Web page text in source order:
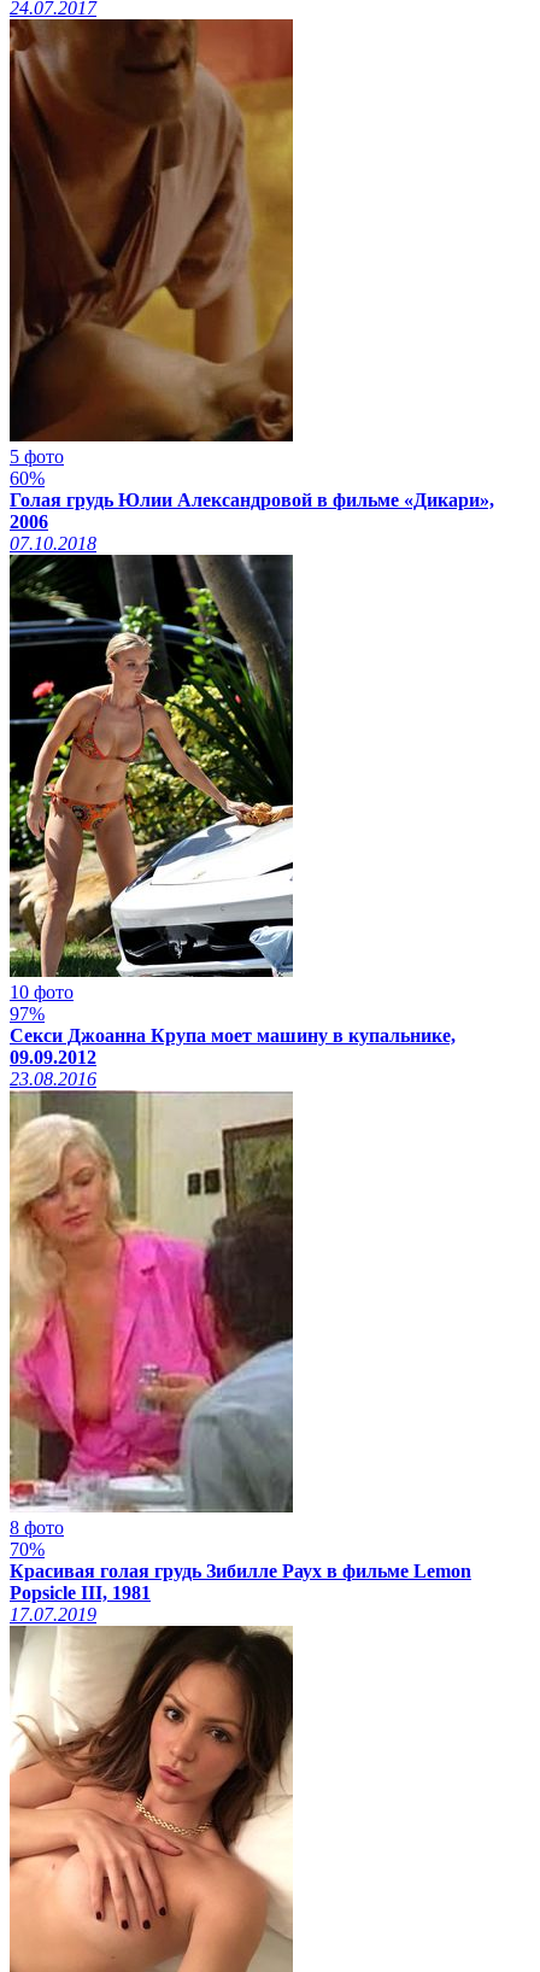
24.07.2017
5 фото
60%
Голая грудь Юлии Александровой в фильме «Дикари»,
2006
07.10.2018
10 фото
97%
Секси Джоанна Крупа моет машину в купальнике,
09.09.2012
23.08.2016
8 фото
70%
Красивая голая грудь Зибилле Раух в фильме Lemon
Popsicle III, 1981
17.07.2019